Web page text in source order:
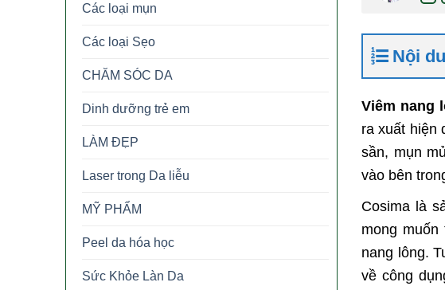
Các loại mụn
Các loại Sẹo
CHĂM SÓC DA
Dinh dưỡng trẻ em
LÀM ĐẸP
Laser trong Da liễu
MỸ PHẨM
Peel da hóa học
Sức Khỏe Làn Da
Nội
Viêm nang
ra xuất hiện
sần, mụn
vào bên
Cosima là
mong
nang lông.
về công